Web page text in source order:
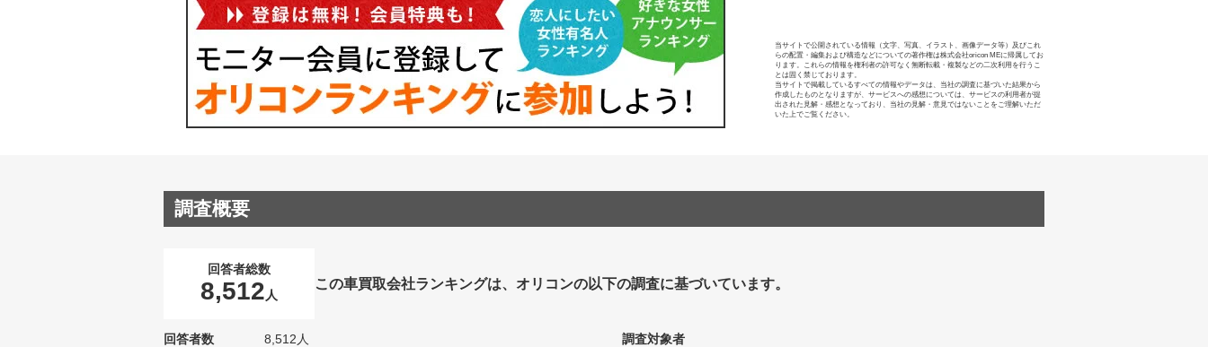
当サイトで公開されている情報（文字、写真、イラスト、画像データ等）及びこれ
らの配置・編集および構造などについての著作権は株式会社oricon MEに帰属してお
ります。これらの情報を権利者の許可なく無断転載・複製などの二次利用を行うこ
とは固く禁じております。
当サイトで掲載しているすべての情報やデータは、当社の調査に基づいた結果から
作成したものとなりますが、サービスへの感想については、サービスの利用者が提
出された見解・感想となっており、当社の見解・意見ではないことをご理解いただ
いた上でご覧ください。
調査概要
回答者総数
8,512 人
この車買取会社ランキングは、オリコンの以下の調査に基づいています。
回答者数
8,512人
調査対象者